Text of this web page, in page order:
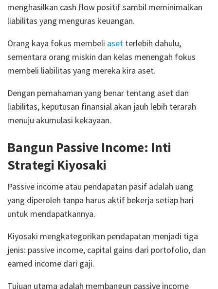
menghasilkan cash flow positif sambil meminimalkan
liabilitas yang menguras keuangan.
Orang kaya fokus membeli aset terlebih dahulu,
sementara orang miskin dan kelas menengah fokus
membeli liabilitas yang mereka kira aset.
Dengan pemahaman yang benar tentang aset dan
liabilitas, keputusan finansial akan jauh lebih terarah
menuju akumulasi kekayaan.
Bangun Passive Income: Inti
Strategi Kiyosaki
Passive income atau pendapatan pasif adalah uang
yang diperoleh tanpa harus aktif bekerja setiap hari
untuk mendapatkannya.
Kiyosaki mengkategorikan pendapatan menjadi tiga
jenis: passive income, capital gains dari portofolio, dan
earned income dari gaji.
Tujuan utama adalah membangun passive income